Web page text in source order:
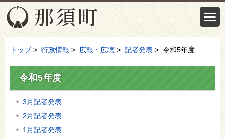
トップ> 行政情報 > 広報・広聴 > 記者発表 > 令和5年度
令和5年度
3月記者発表
2月記者発表
1月記者発表